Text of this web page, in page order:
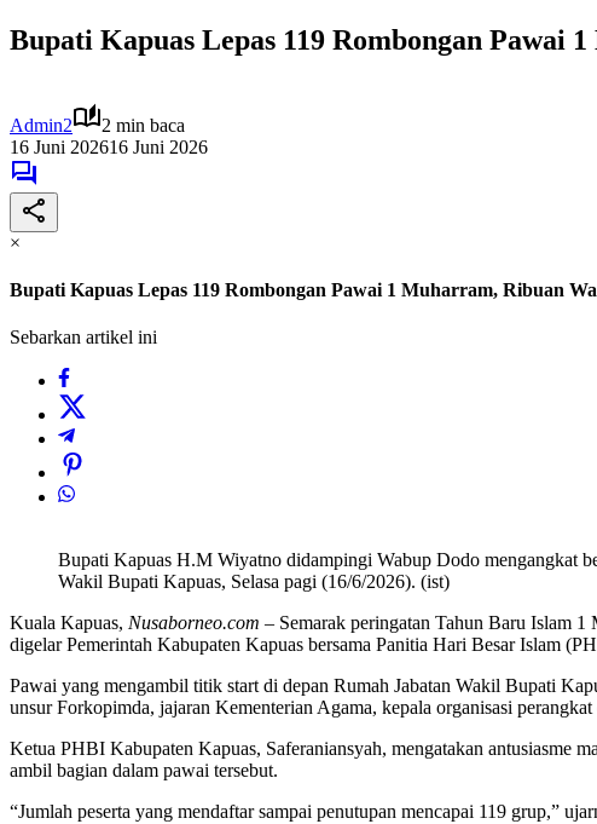
Bupati Kapuas Lepas 119 Rombongan Pawai
Admin2
2 min baca
16 Juni 202616 Juni 2026
×
Bupati Kapuas Lepas 119 Rombongan Pawai 1 Muharram, Ribuan
Sebarkan artikel ini
Bupati Kapuas H.M Wiyatno didampingi Wabup Dodo mengangkat
Wakil Bupati Kapuas, Selasa pagi (16/6/2026). (ist)
Kuala Kapuas, Nusaborneo.com – Semarak peringatan Tahun Baru Islam
digelar Pemerintah Kabupaten Kapuas bersama Panitia Hari Besar Islam
Pawai yang mengambil titik start di depan Rumah Jabatan Wakil Bupati
unsur Forkopimda, jajaran Kementerian Agama, kepala organisasi
Ketua PHBI Kabupaten Kapuas, Saferaniansyah, mengatakan antusiasme
ambil bagian dalam pawai tersebut.
“Jumlah peserta yang mendaftar sampai penutupan mencapai 119 grup,”